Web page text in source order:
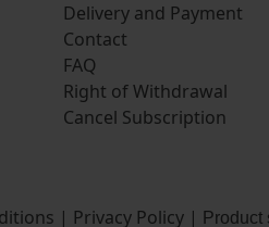
Delivery and Payment
Contact
FAQ
Right of Withdrawal
Cancel Subscription
| Privacy Policy | Product